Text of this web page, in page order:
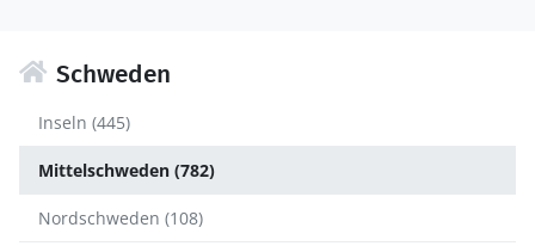
Schweden
Inseln (445)
Mittelschweden (782)
Nordschweden (108)